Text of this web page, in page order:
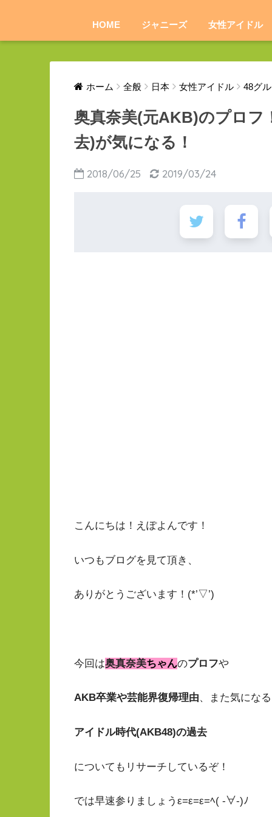
HOME ジャニーズ 女性アイドル
ホーム 全般 日本 女性アイドル 48グ
奥真奈美(元AKB)のプロフ
去)が気になる！
2018/06/25 2019/03/24
こんにちは！えぽよんです！
いつもブログを見て頂き、
ありがとうございます！(*’▽’)
今回は奥真奈美ちゃんのプロフや
AKB卒業や芸能界復帰理由、また気になる
アイドル時代(AKB48)の過去
についてもリサーチしているぞ！
では早速参りましょうε=ε=ε=ﾍ( -∀-)ﾉ